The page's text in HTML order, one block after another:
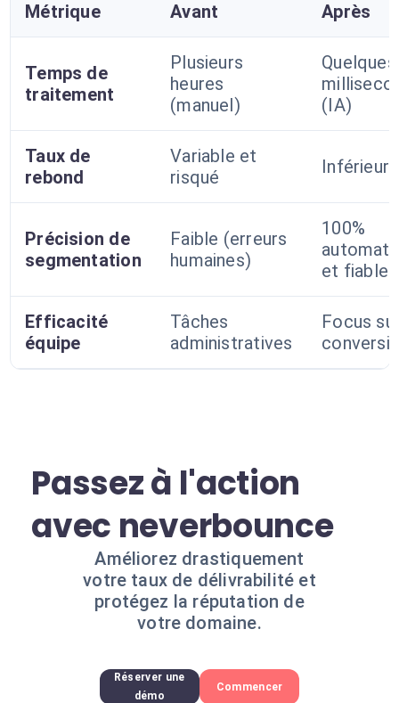
Métrique Avant Après
Temps de
traitement
Plusieurs
heures
(manuel)
Quelques
(IA)
Taux de
rebond
Variable et
risqué
Inférieur
Précision de
segmentation
Faible (erreurs
humaines)
100%
et fiable
Efficacité
équipe
Tâches
administratives
Focus
Passez à l'action
avec neverbounce
Améliorez drastiquement
votre taux de délivrabilité et
protégez la réputation de
votre domaine.
Réserver une
démo
Commencer